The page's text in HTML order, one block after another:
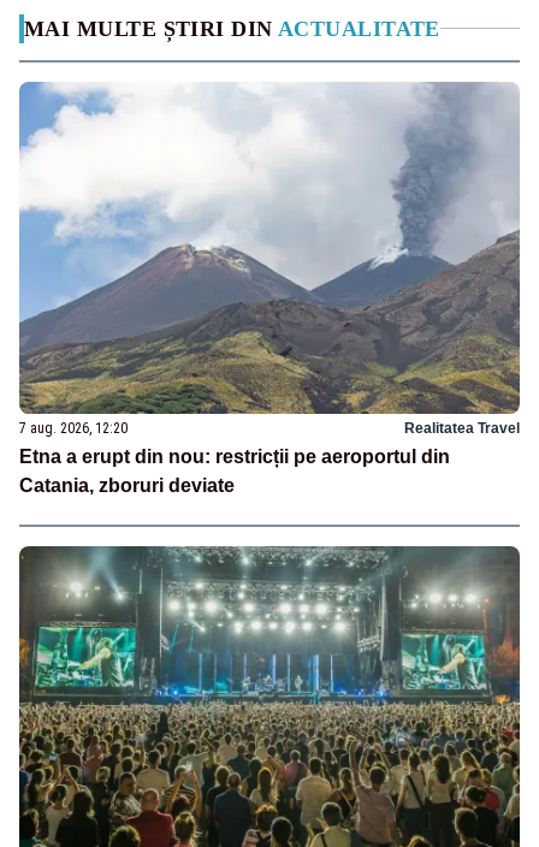
MAI MULTE ȘTIRI DIN ACTUALITATE
7 aug. 2026, 12:20 Realitatea Travel
Etna a erupt din nou: restricții pe aeroportul din
Catania, zboruri deviate